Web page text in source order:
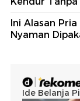
Ini Alasan
Nyaman